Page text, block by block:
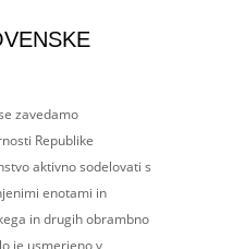
zavedamo
Republike
aktivno sodelovati s
enotami in
in drugih obrambno
je usmerjeno v